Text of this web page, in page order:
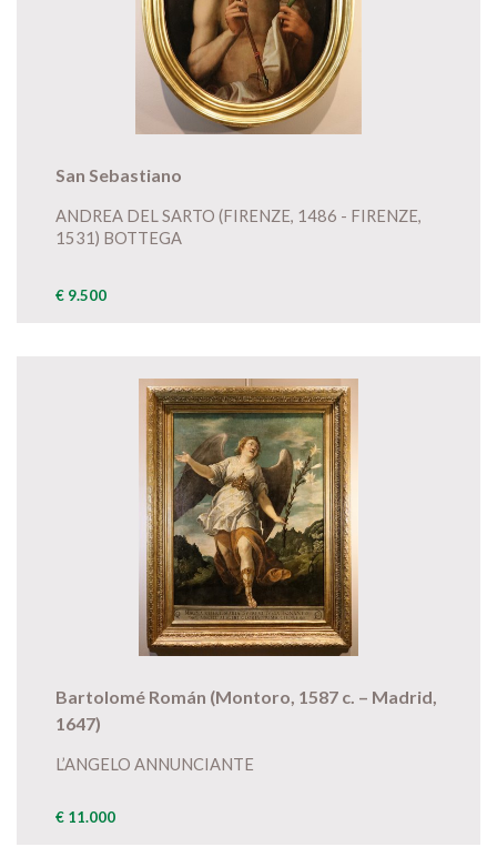
San Sebastiano
ANDREA DEL SARTO (FIRENZE, 1486 - FIRENZE,
1531) BOTTEGA
€ 9.500
Bartolomé Román (Montoro, 1587 c. – Madrid,
1647)
L’ANGELO ANNUNCIANTE
€ 11.000